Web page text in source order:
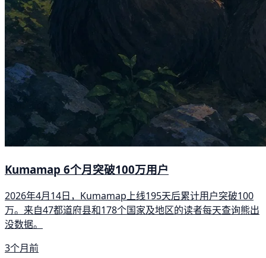
Kumamap 6个月突破100万用户
2026年4月14日，Kumamap上线195天后累计用户突破100
万。来自47都道府县和178个国家及地区的读者每天查询熊出
没数据。
3个月前